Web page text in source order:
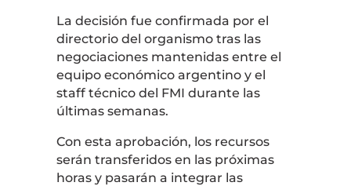
La decisión fue confirmada por el
directorio del organismo tras las
negociaciones mantenidas entre el
equipo económico argentino y el
staff técnico del FMI durante las
últimas semanas.
Con esta aprobación, los recursos
serán transferidos en las próximas
horas y pasarán a integrar las